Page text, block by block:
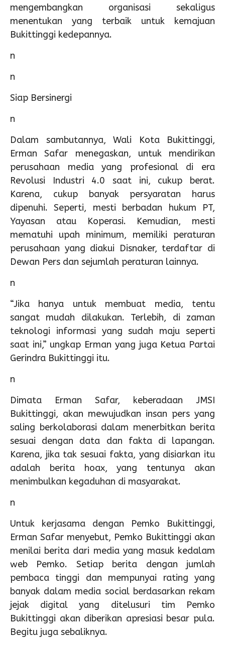
mengembangkan organisasi sekaligus
menentukan yang terbaik untuk kemajuan
Bukittinggi kedepannya.
n
n
Siap Bersinergi
n
Dalam sambutannya, Wali Kota Bukittinggi,
Erman Safar menegaskan, untuk mendirikan
perusahaan media yang profesional di era
Revolusi Industri 4.0 saat ini, cukup berat.
Karena, cukup banyak persyaratan harus
dipenuhi. Seperti, mesti berbadan hukum PT,
Yayasan atau Koperasi. Kemudian, mesti
mematuhi upah minimum, memiliki peraturan
perusahaan yang diakui Disnaker, terdaftar di
Dewan Pers dan sejumlah peraturan lainnya.
n
“Jika hanya untuk membuat media, tentu
sangat mudah dilakukan. Terlebih, di zaman
teknologi informasi yang sudah maju seperti
saat ini,” ungkap Erman yang juga Ketua Partai
Gerindra Bukittinggi itu.
n
Dimata Erman Safar, keberadaan JMSI
Bukittinggi, akan mewujudkan insan pers yang
saling berkolaborasi dalam menerbitkan berita
sesuai dengan data dan fakta di lapangan.
Karena, jika tak sesuai fakta, yang disiarkan itu
adalah berita hoax, yang tentunya akan
menimbulkan kegaduhan di masyarakat.
n
Untuk kerjasama dengan Pemko Bukittinggi,
Erman Safar menyebut, Pemko Bukittinggi akan
menilai berita dari media yang masuk kedalam
web Pemko. Setiap berita dengan jumlah
pembaca tinggi dan mempunyai rating yang
banyak dalam media social berdasarkan rekam
jejak digital yang ditelusuri tim Pemko
Bukittinggi akan diberikan apresiasi besar pula.
Begitu juga sebaliknya.